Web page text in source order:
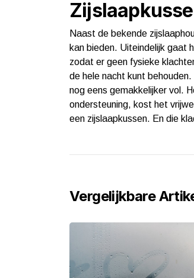
Naast de bekende
kan bieden. Uiteindelijk gaat
zodat er geen fysieke
de hele nacht kunt
nog eens gemakkelijker vol.
ondersteuning, kost het
een zijslaapkussen. En die
Vergelijkbare